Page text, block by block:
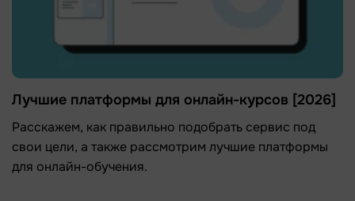
Лучшие платформы для онлайн-курсов [2026]
Расскажем, как правильно подобрать сервис под
свои цели, а также рассмотрим лучшие платформы
для онлайн-обучения.